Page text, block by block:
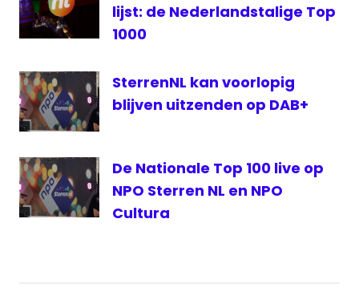
lijst: de Nederlandstalige Top
1000
SterrenNL kan voorlopig
blijven uitzenden op DAB+
De Nationale Top 100 live op
NPO Sterren NL en NPO
Cultura